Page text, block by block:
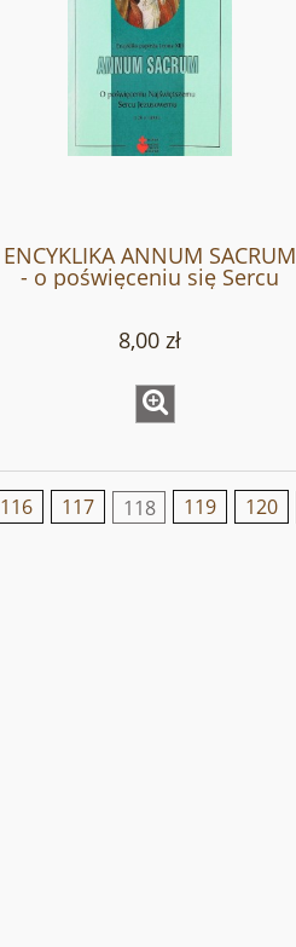
ENCYKLIKA ANNUM SACRUM
- o poświęceniu się Sercu
Jezusa - Leon XIII
8,00 zł
116 117 118 119 120